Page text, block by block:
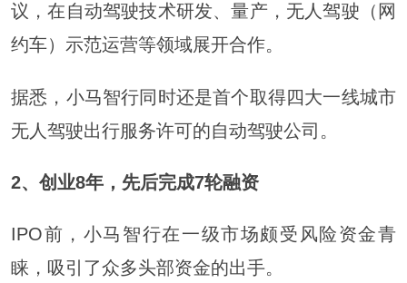
议，在自动驾驶技术研发、量产，无人驾驶（网
约车）示范运营等领域展开合作。
据悉，小马智行同时还是首个取得四大一线城市
无人驾驶出行服务许可的自动驾驶公司。
2、 创业8年，先后完成7轮融资
IPO前，小马智行在一级市场颇受风险资金青
睐，吸引了众多头部资金的出手。